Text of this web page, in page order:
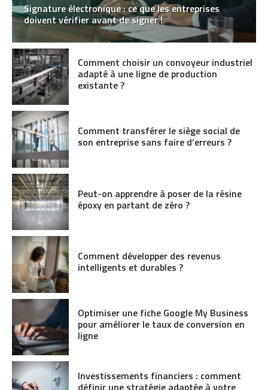
Signature électronique : ce que les entreprises
doivent vérifier avant de signer !
Comment choisir un convoyeur industriel
adapté à une ligne de production
existante ?
Comment transférer le siège social de
son entreprise sans faire d’erreurs ?
Peut-on apprendre à poser de la résine
époxy en partant de zéro ?
Comment développer des revenus
intelligents et durables ?
Optimiser une fiche Google My Business
pour améliorer le taux de conversion en
ligne
Investissements financiers : comment
définir une stratégie adaptée à votre